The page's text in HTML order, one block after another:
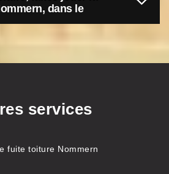
dans le
services
fuite toiture Nommern